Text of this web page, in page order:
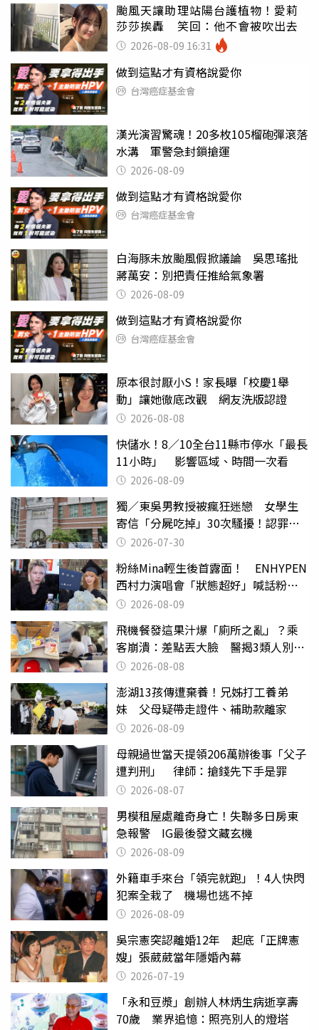
颱風天讓助理站陽台護植物！愛莉
莎莎挨轟 笑回：他不會被吹出去
2026-08-09 16:31
做到這點才有資格說愛你
台灣癌症基金會
漢光演習驚魂！20多枚105榴砲彈滾落
水溝 軍警急封鎖搶運
2026-08-09
做到這點才有資格說愛你
台灣癌症基金會
白海豚未放颱風假掀議論 吳思瑤批
蔣萬安：別把責任推給氣象署
2026-08-09
做到這點才有資格說愛你
台灣癌症基金會
原本很討厭小S！家長曝「校慶1舉
動」讓她徹底改觀 網友洗版認證
2026-08-08
快儲水！8／10全台11縣市停水「最長
11小時」 影響區域、時間一次看
2026-08-09
獨／東吳男教授被瘋狂迷戀 女學生
寄信「分屍吃掉」30次騷擾！認罪免
關 2026-07-30
粉絲Mina輕生後首露面！ ENHYPEN
西村力演唱會「狀態超好」喊話粉
絲：我們心意相通
2026-08-09
飛機餐發這果汁爆「廁所之亂」？乘
客崩潰：差點丟大臉 醫揭3類人別亂
喝 2026-08-08
澎湖13孩傳遭棄養！兄姊打工養弟
妹 父母疑帶走證件、補助款離家
2026-08-09
母親過世當天提領206萬辦後事「父子
遭判刑」 律師：搶錢先下手是罪
2026-08-07
男模租屋處離奇身亡！失聯多日房東
急報警 IG最後發文藏玄機
2026-08-09
外籍車手來台「領完就跑」！4人快閃
犯案全栽了 機場也逃不掉
2026-08-09
吳宗憲突認離婚12年 起底「正牌憲
嫂」張葳葳當年隱婚內幕
2026-07-19
「永和豆漿」創辦人林炳生病逝享壽
70歲 業界追憶：照亮別人的燈塔